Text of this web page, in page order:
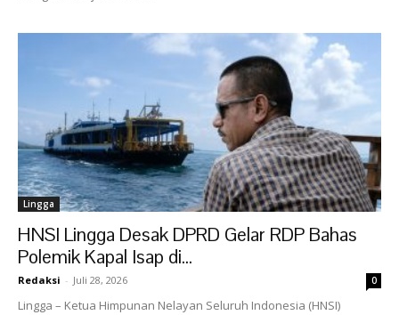
Lingga
HNSI Lingga Desak DPRD Gelar RDP Bahas
Polemik Kapal Isap di...
Redaksi - Juli 28, 2026 0
Lingga – Ketua Himpunan Nelayan Seluruh Indonesia (HNSI)